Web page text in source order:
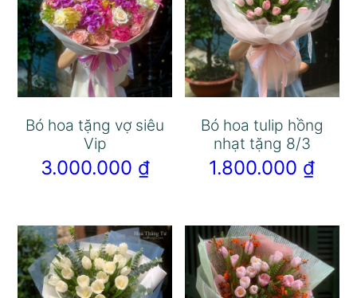
Bó hoa tặng vợ siêu
Vip
3.000.000 ₫
Bó hoa tulip hồng
nhạt tặng 8/3
1.800.000 ₫